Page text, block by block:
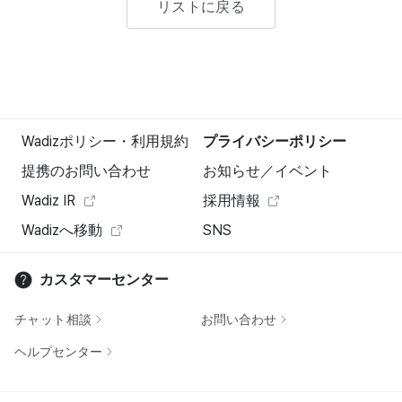
リストに戻る
Wadizポリシー・利用規約
プライバシーポリシー
提携のお問い合わせ
お知らせ／イベント
Wadiz IR
採用情報
Wadizへ移動
SNS
カスタマーセンター
チャット相談 お問い合わせ
ヘルプセンター